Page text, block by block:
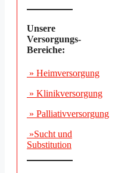
Unsere
Versorgungs-
Bereiche:
» Heimversorgung
» Klinikversorgung
» Palliativversorgung
»Sucht und
Substitution